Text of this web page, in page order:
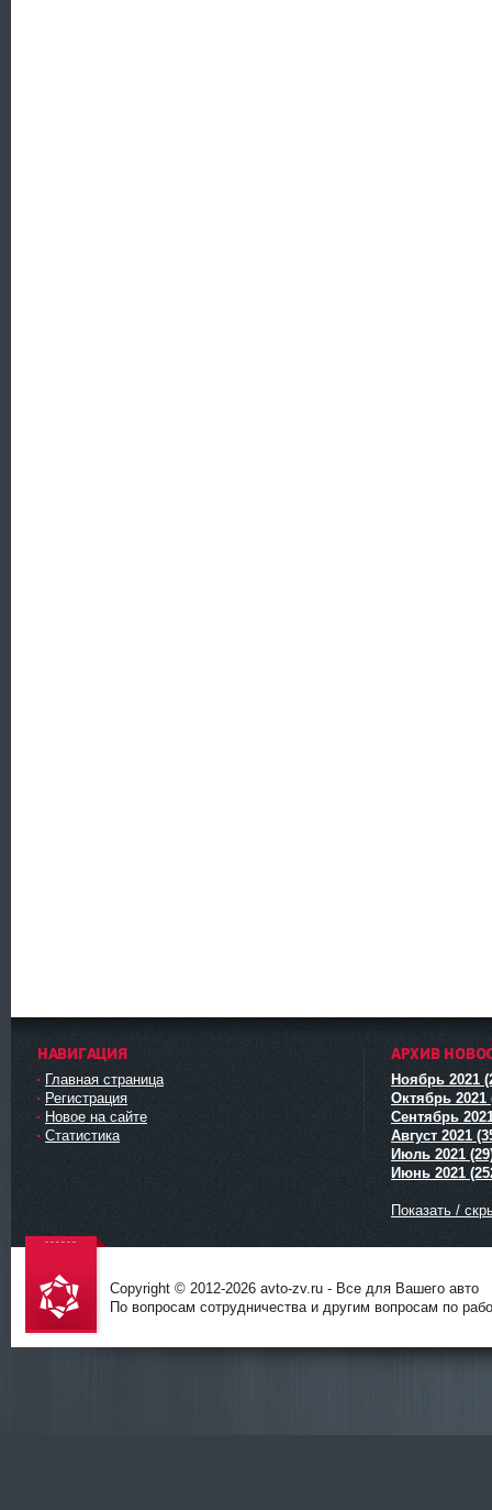
НАВИГАЦИЯ
Главная страница
Регистрация
Новое на сайте
Статистика
АРХИВ
Ноябрь 2021
Октябрь 2021
Сентябрь
Август 2021
Июль 2021
Июнь 2021
Показать /
avto-zv.ru
Copyright © 2012-2026 avto-zv.ru - Все для Вашего авто
По вопросам сотрудничества и другим вопросам по